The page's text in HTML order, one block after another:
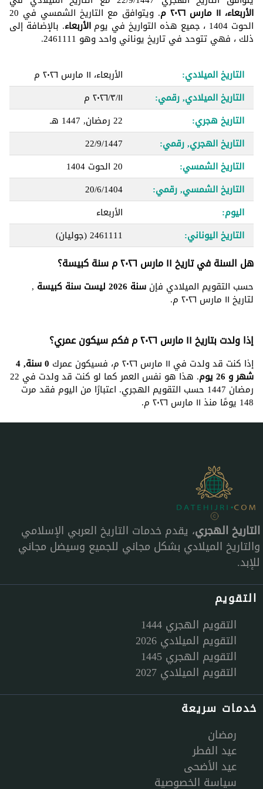
الأربعاء، ١١ مارس ٢٠٢٦ م . ويتوافق مع التاريخ الشمسي في 20
الحوت 1404 ، جميع هذه التواريخ في يوم الأربعاء. بالإضافة إلى
ذلك ، فهي تتوحد في تاريخ يوناني واحد وهو 2461111.
التاريخ الميلادي:
الأربعاء، ١١ مارس ٢٠٢٦ م
التاريخ الميلادي, رقمي:
١١‏/٣‏/٢٠٢٦ م
التاريخ هجري:
22 رمضان, 1447 هـ
التاريخ الهجري, رقمي:
22/9/1447
التاريخ الشمسي:
20 الحوت 1404
التاريخ الشمسي, رقمي:
20/6/1404
اليوم:
الأربعاء
التاريخ اليوناني:
2461111(جوليان)
هل السنة في تاريخ ١١ مارس ٢٠٢٦ م سنة كبيسة؟
حسب التقويم الميلادي فإن سنة 2026 ليست سنة كبيسة ,
لتاريخ ١١ مارس ٢٠٢٦ م.
إذا ولدت بتاريخ ١١ مارس ٢٠٢٦ م فكم سيكون عمري؟
إذا كنت قد ولدت في ١١ مارس ٢٠٢٦ م، فسيكون عمرك 0 سنة, 4
شهر و 26 يوم . هذا هو نفس العمر كما لو كنت قد ولدت في 22
رمضان 1447 حسب التقويم الهجري. اعتبارًا من اليوم فقد مرت
148 يومًا منذ ١١ مارس ٢٠٢٦ م.
التاريخ الهجري، يقدم خدمات التاريخ العربي الإسلامي
والتاريخ الميلادي بشكل مجاني للجميع وسيضل مجاني
للإبد.
التقويم
التقويم الهجري 1444
التقويم الميلادي 2026
التقويم الهجري 1445
التقويم الميلادي 2027
خدمات سريعة
رمضان
عيد الفطر
عيد الأضحى
سياسة الخصوصية